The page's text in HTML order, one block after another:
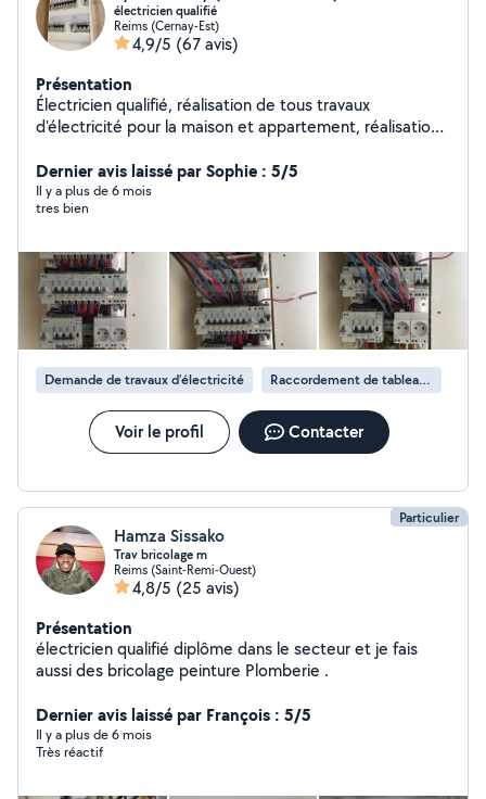
électricien qualifié
Reims (Cernay-Est)
4,9/5 (67 avis)
Présentation
Électricien qualifié, réalisation de tous travaux
d'électricité pour la maison et appartement, réalisation
Dernier avis laissé par Sophie : 5/5
Il y a plus de 6 mois
tres bien
Demande de travaux d’électricité Raccordement de tableau électrique
Voir le profil Contacter
Particulier
Hamza Sissako
Trav bricolage m
Reims (Saint-Remi-Ouest)
4,8/5 (25 avis)
Présentation
électricien qualifié diplôme dans le secteur et je fais
aussi des bricolage peinture Plomberie .
Dernier avis laissé par François : 5/5
Il y a plus de 6 mois
Très réactif